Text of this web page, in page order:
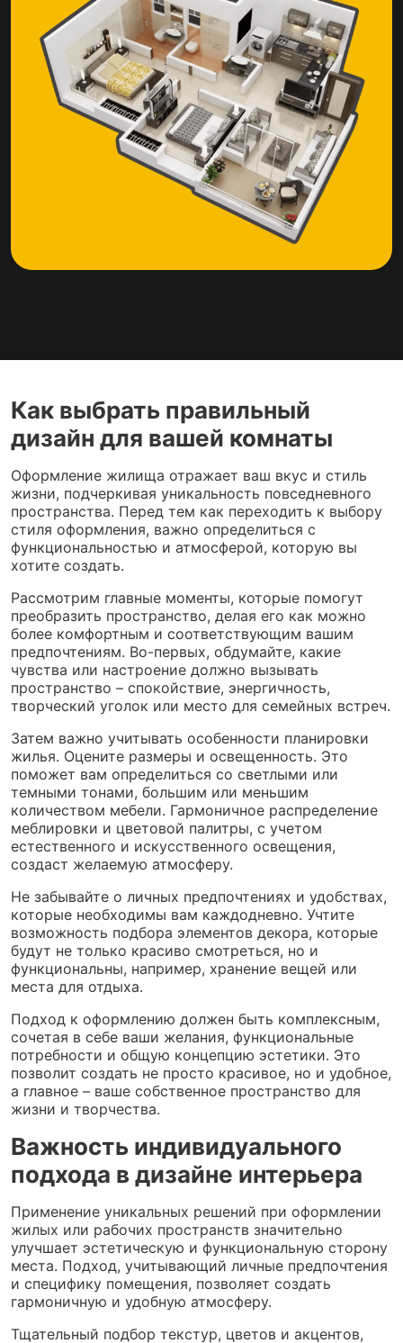
Как выбрать правильный
дизайн для вашей комнаты
Оформление жилища отражает ваш вкус и стиль
жизни, подчеркивая уникальность повседневного
пространства. Перед тем как переходить к выбору
стиля оформления, важно определиться с
функциональностью и атмосферой, которую вы
хотите создать.
Рассмотрим главные моменты, которые помогут
преобразить пространство, делая его как можно
более комфортным и соответствующим вашим
предпочтениям. Во-первых, обдумайте, какие
чувства или настроение должно вызывать
пространство – спокойствие, энергичность,
творческий уголок или место для семейных встреч.
Затем важно учитывать особенности планировки
жилья. Оцените размеры и освещенность. Это
поможет вам определиться со светлыми или
темными тонами, большим или меньшим
количеством мебели. Гармоничное распределение
меблировки и цветовой палитры, с учетом
естественного и искусственного освещения,
создаст желаемую атмосферу.
Не забывайте о личных предпочтениях и удобствах,
которые необходимы вам каждодневно. Учтите
возможность подбора элементов декора, которые
будут не только красиво смотреться, но и
функциональны, например, хранение вещей или
места для отдыха.
Подход к оформлению должен быть комплексным,
сочетая в себе ваши желания, функциональные
потребности и общую концепцию эстетики. Это
позволит создать не просто красивое, но и удобное,
а главное – ваше собственное пространство для
жизни и творчества.
Важность индивидуального
подхода в дизайне интерьера
Применение уникальных решений при оформлении
жилых или рабочих пространств значительно
улучшает эстетическую и функциональную сторону
места. Подход, учитывающий личные предпочтения
и специфику помещения, позволяет создать
гармоничную и удобную атмосферу.
Тщательный подбор текстур, цветов и акцентов,